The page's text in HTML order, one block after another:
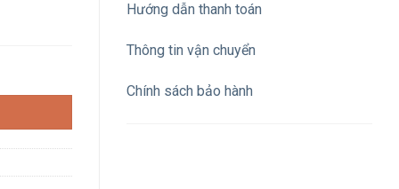
Hướng dẫn thanh toán
Thông tin vận chuyển
Chính sách bảo hành